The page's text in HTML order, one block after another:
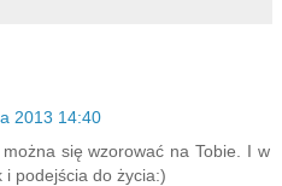
2013 14:40
się wzorować na Tobie. I w
i podejścia do życia:)